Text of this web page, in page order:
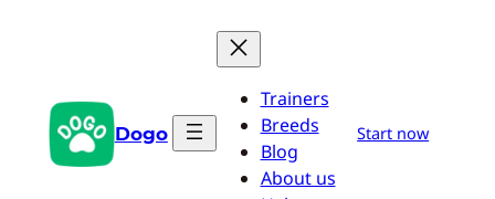
Dogo
Trainers
Breeds
Blog
About us
Start now